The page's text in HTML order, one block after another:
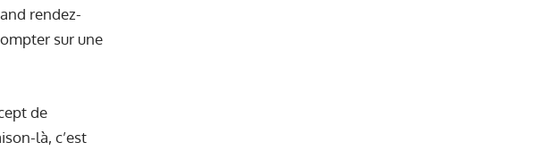
rendez-
sur une
de
là, c’est